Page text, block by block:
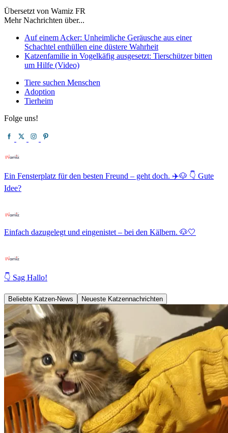
Übersetzt von Wamiz FR
Mehr Nachrichten über...
Auf einem Acker: Unheimliche Geräusche aus einer
Schachtel enthüllen eine düstere Wahrheit
Katzenfamilie in Vogelkäfig ausgesetzt: Tierschützer bitten
um Hilfe (Video)
Tiere suchen Menschen
Adoption
Tierheim
Folge uns!
Ein Fensterplatz für den besten Freund – geht doch. ✈️🐶 👇 Gute
Idee?
Einfach dazugelegt und eingenistet – bei den Kälbern. 🐶🤍
👇 Sag Hallo!
Beliebte Katzen-News Neueste Katzennachrichten